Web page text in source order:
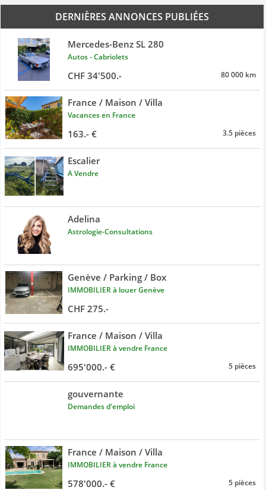
DERNIÈRES ANNONCES PUBLIÉES
Mercedes-Benz SL 280
Autos - Cabriolets
CHF 34'500.- 80 000 km
France / Maison / Villa
Vacances en France
163.- € 3.5 pièces
Escalier
A Vendre
Adelina
Astrologie-Consultations
Genève / Parking / Box
IMMOBILIER à louer Genève
CHF 275.-
France / Maison / Villa
IMMOBILIER à vendre France
695'000.- € 5 pièces
gouvernante
Demandes d'emploi
France / Maison / Villa
IMMOBILIER à vendre France
578'000.- € 5 pièces